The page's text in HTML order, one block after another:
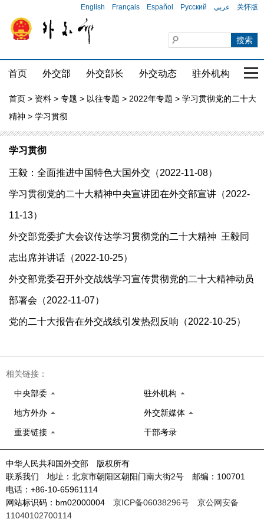
English Français Español Русский عربي 关怀版
首页 外交部 外交部长 外交动态 驻外机构 国
首页 > 资料 > 专题 > 以往专题 > 2022年专题 > 学习贯彻党的二十大
精神 > 学习贯彻
学习贯彻
王毅：全面推进中国特色大国外交（2022-11-08）
学习贯彻党的二十大精神中央宣讲团在外交部宣讲（2022-
11-13）
外交部党委扩大会议传达学习贯彻党的二十大精神 王毅同
志出席并讲话（2022-10-25）
外交部党委召开外交战线学习宣传贯彻党的二十大精神动员
部署会（2022-11-07）
党的二十大报告在外交战线引发热烈反响（2022-10-25）
相关链接：
中央部委 驻外机构
地方外办 外交新媒体
重要链接 干部考录
中华人民共和国外交部 版权所有
联系我们 地址：北京市朝阳区朝阳门南大街2号 邮编：100701
电话：+86-10-65961114
网站标识码：bm02000004 京ICP备06038296号
京公网安备
11040102700114